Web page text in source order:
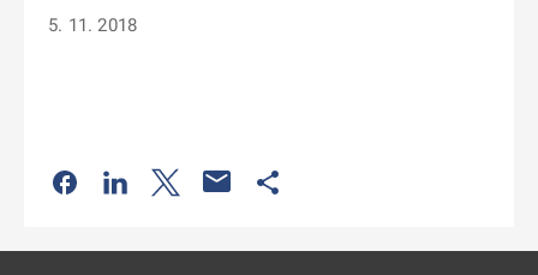
5. 11. 2018
Odkaz se otevře na nové kartě
Odkaz se otevře na nové kartě
Odkaz se otevře na nové kartě